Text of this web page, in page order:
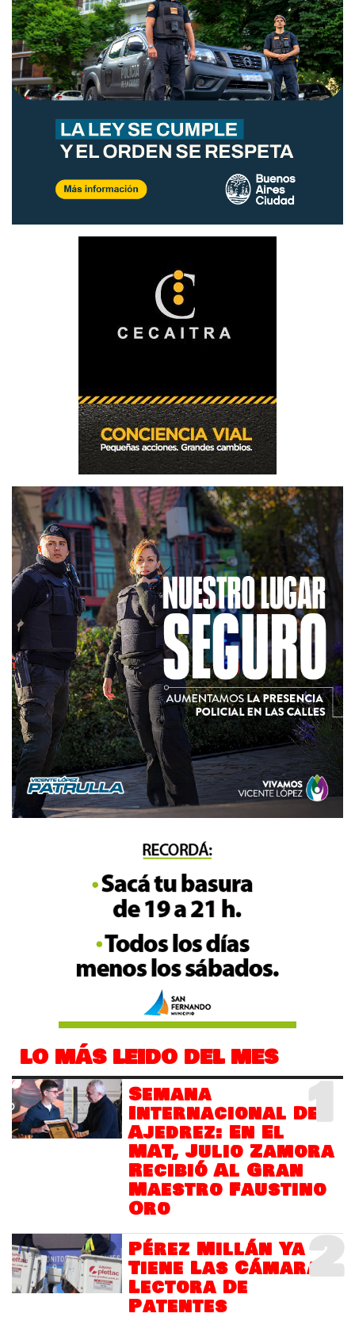
LO MÁS LEIDO DEL MES
1
Semana
Internacional Del
Ajedrez: En El
MAT, Julio Zamora
Recibió Al Gran
Maestro Faustino
Oro
2
Pérez Millán Ya
Tiene Las Cámaras
Lectora De
Patentes